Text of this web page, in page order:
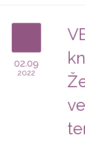
02.09
2022